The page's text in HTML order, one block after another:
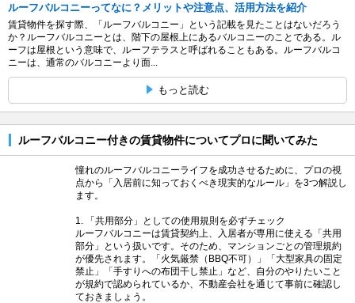
ルーフバルコニーってなに？メリットや注意点、活用方法を紹介
賃貸物件を探す際、「ルーフバルコニー」という記載を見たことはないだろう
か？ルーフバルコニーとは、階下の屋根上にあるバルコニーのことである。ル
ーフは屋根という意味で、ルーフテラスと呼ばれることもある。ルーフバルコ
ニーは、通常のバルコニーより面...
もっと読む
ルーフバルコニー付きの賃貸物件についてプロに聞いてみた
憧れのルーフバルコニーライフを成功させるために、プロの視
点から「入居前に知っておくべき現実的なルール」を3つ解説し
ます。
1. 「共用部分」としての使用規則を必ずチェック
ルーフバルコニーは賃貸契約上、入居者が専用に使える「共用
部分」という扱いです。そのため、マンションごとの管理規約
が優先されます。「火気厳禁（BBQ不可）」「大型家具の固定
禁止」「手すりへの布団干し禁止」など、自分のやりたいこと
が規約で認められているか、不動産会社を通じて事前に確認し
ておきましょう。